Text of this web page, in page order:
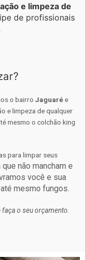
e limpeza de
de profissionais
o bairro Jaguarée
e limpeza de qualquer
mesmo o colchão king
para limpar seus
não mancham e
você e sua
mesmo fungos.
o seu orçamento.